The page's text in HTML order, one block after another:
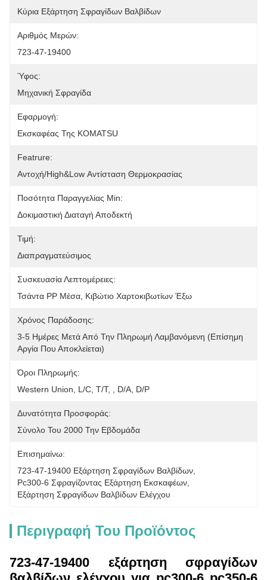
Κύρια Εξάρτηση Σφραγίδων Βαλβίδων
Αριθμός Μερών:
723-47-19400
Ύφος:
Μηχανική Σφραγίδα
Εφαρμογή:
Εκσκαφέας Της KOMATSU
Featrure:
Αντοχή/high&Low Αντίσταση Θερμοκρασίας
Ποσότητα Παραγγελίας Min:
Δοκιμαστική Διαταγή Αποδεκτή
Τιμή:
Διαπραγματεύσιμος
Συσκευασία Λεπτομέρειες:
Τσάντα PP Μέσα, Κιβώτιο Χαρτοκιβωτίων Έξω
Χρόνος Παράδοσης:
3-5 Ημέρες Μετά Από Την Πληρωμή Λαμβανόμενη (επίσημη
Αργία Που Αποκλείεται)
Όροι Πληρωμής:
Western Union, L/C, T/T, , D/A, D/P
Δυνατότητα Προσφοράς:
Σύνολο Του 2000 Την Εβδομάδα
Επισημαίνω:
723-47-19400 Εξάρτηση Σφραγίδων Βαλβίδων
Pc300-6 Σφραγίζοντας Εξάρτηση Εκσκαφέων
Εξάρτηση Σφραγίδων Βαλβίδων Ελέγχου
Περιγραφή Του Προϊόντος
723-47-19400 εξάρτηση σφραγίδων